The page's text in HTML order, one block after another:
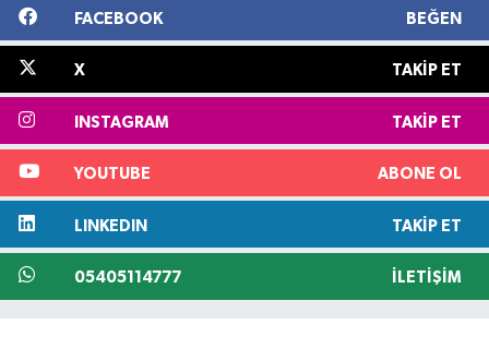
FACEBOOK BEĞEN
X TAKIP ET
INSTAGRAM TAKIP ET
YOUTUBE ABONE OL
LINKEDIN TAKIP ET
05405114777 İLETIŞIM